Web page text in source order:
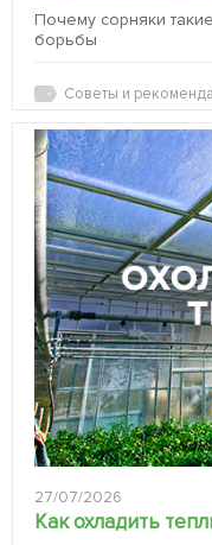
Почему сорняки
борьбы
Советы и
27/07/2026
Как охладить